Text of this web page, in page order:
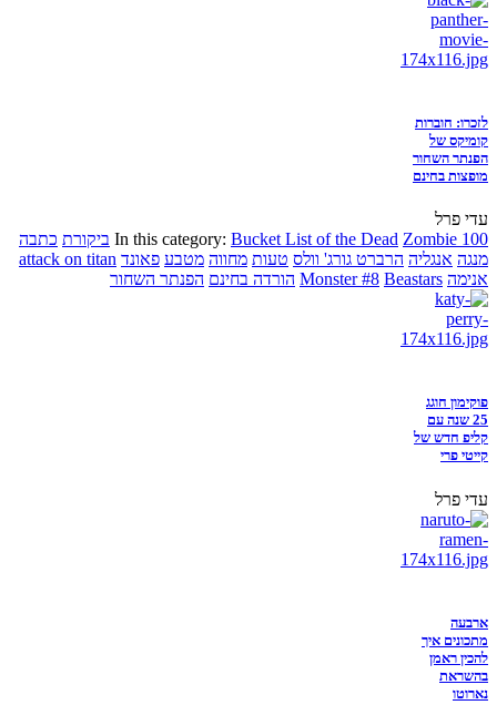
לזכרו: חוברות
קומיקס של
הפנתר השחור
מופצות בחינם
עדי פרל
In this category: Bucket List of the Dead Zombie 100 ביקורת כתבה
מנגה אנגליה הרברט גורג' וולס טעות מחווה מטבע פאונד attack on titan
אנימה
Monster #8 Beastars הורדה בחינם הפנתר השחור
פוקימון חוגג
25 שנה עם
קליפ חדש של
קייטי פרי
עדי פרל
ארבעה
מתכונים איך
להכין ראמן
בהשראת
נארוטו